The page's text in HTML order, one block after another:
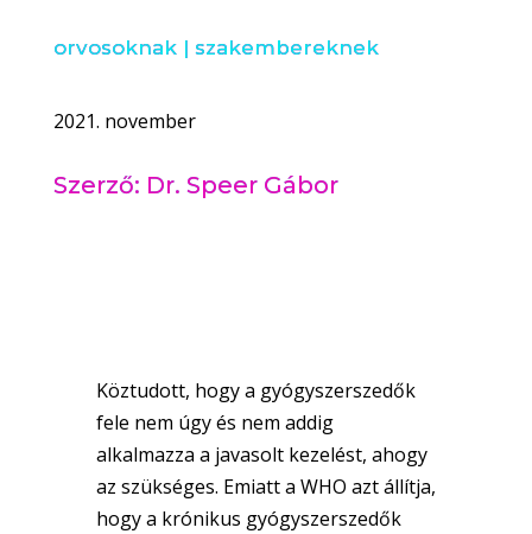
orvosoknak| szakembereknek
2021. november
Szerző: Dr. Speer Gábor
Köztudott, hogy a gyógyszerszedők
fele nem úgy és nem addig
alkalmazza a javasolt kezelést, ahogy
az szükséges. Emiatt a WHO azt állítja,
hogy a krónikus gyógyszerszedők